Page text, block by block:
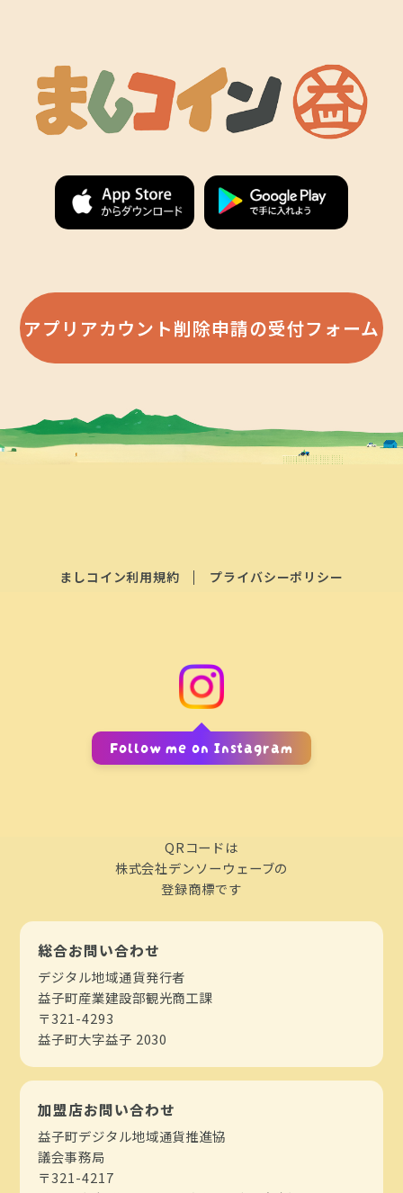
アプリアカウント削除申請の受付フォーム
ましコイン利用規約 プライバシーポリシー
Follow me on Instagram
QRコードは
株式会社デンソーウェーブの
登録商標です
総合お問い合わせ
デジタル地域通貨発行者
益子町産業建設部観光商工課
〒321-4293
益子町大字益子 2030
加盟店お問い合わせ
益子町デジタル地域通貨推進協
議会事務局
〒321-4217